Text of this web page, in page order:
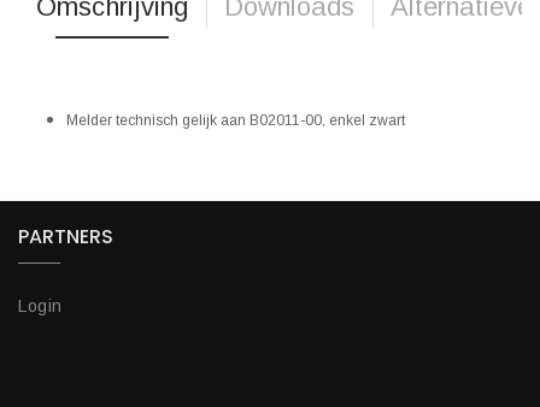
Omschrijving Downloads Alternatieve
Melder technisch gelijk aan B02011-00, enkel zwart
PARTNERS
Login